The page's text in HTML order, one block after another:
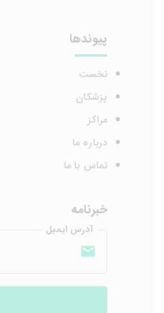
پیوندها
نخست
پزشکان
مراکز
درباره ما
تماس با ما
خبرنامه
آدرس ایمیل